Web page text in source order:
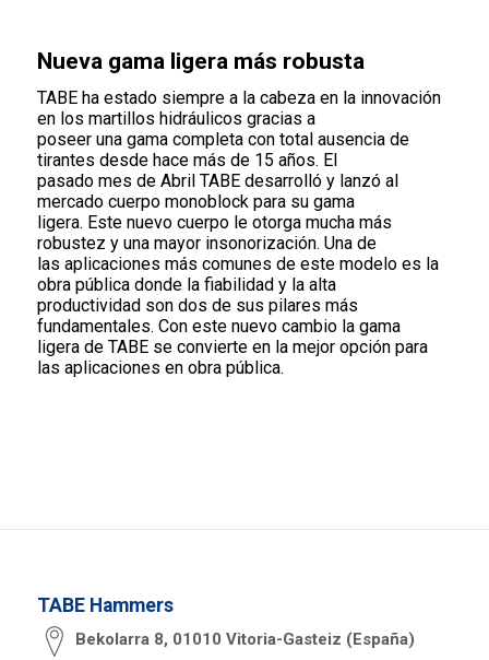
Nueva gama ligera más robusta
TABE ha estado siempre a la cabeza en la innovación
en los martillos hidráulicos gracias a
poseer una gama completa con total ausencia de
tirantes desde hace más de 15 años. El
pasado mes de Abril TABE desarrolló y lanzó al
mercado cuerpo monoblock para su gama
ligera. Este nuevo cuerpo le otorga mucha más
robustez y una mayor insonorización. Una de
las aplicaciones más comunes de este modelo es la
obra pública donde la fiabilidad y la alta
productividad son dos de sus pilares más
fundamentales. Con este nuevo cambio la gama
ligera de TABE se convierte en la mejor opción para
las aplicaciones en obra pública.
TABE Hammers
Bekolarra 8, 01010 Vitoria-Gasteiz (España)